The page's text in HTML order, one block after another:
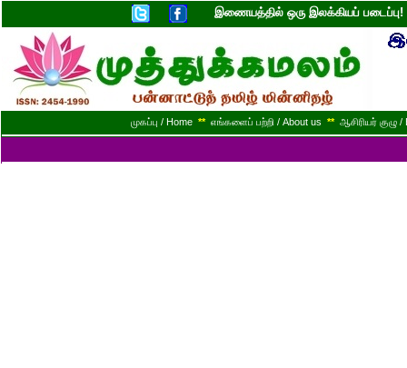
இணையத்தில் ஒரு இலக்கியப்
முகப்பு / Home ** எங்களைப் பற்றி / About us ** ஆசிரியர் குழு